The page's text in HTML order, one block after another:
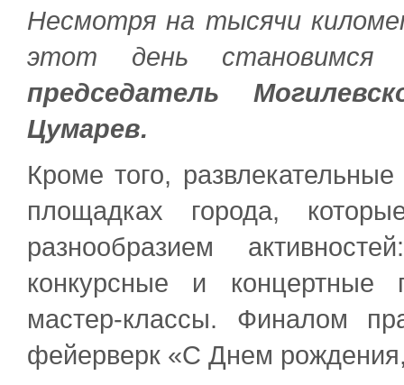
Несмотря на тысячи
этот день
председатель
Цумарев.
Кроме того,
площадках города,
разнообразием
конкурсные и концертные
мастер-классы. Финалом
фейерверк «С Днем